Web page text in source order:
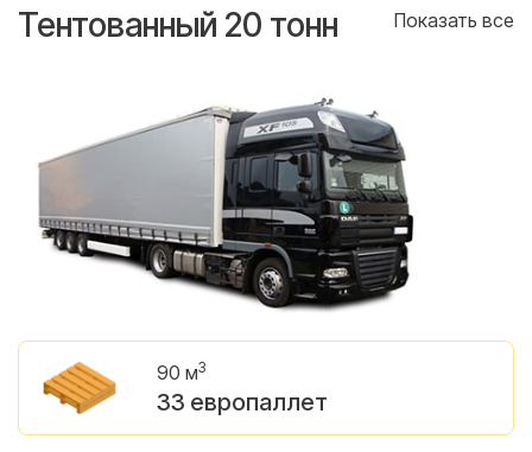
Тентованный 20 тонн Показать все
90 м3
33 европаллет